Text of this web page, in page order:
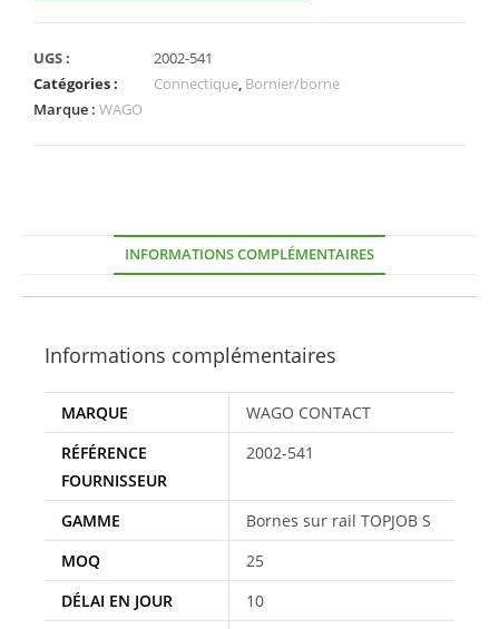
UGS :
2002-541
Catégories :
Connectique, Bornier/borne
Marque : WAGO
INFORMATIONS COMPLÉMENTAIRES
Informations complémentaires
MARQUE
WAGO CONTACT
RÉFÉRENCE
FOURNISSEUR
2002-541
GAMME
Bornes sur rail TOPJOB S
MOQ
25
DÉLAI EN JOUR
10